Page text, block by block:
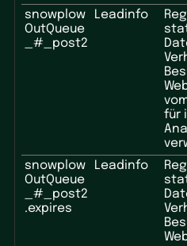
snowplow
OutQueue
_#_post2
Leadinfo
für
snowplow
OutQueue
_#_post2
.expires
Leadinfo